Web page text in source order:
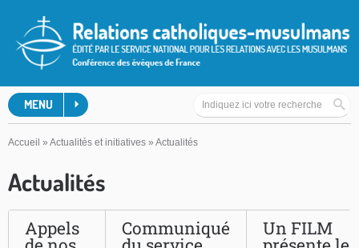
MENU
Accueil » Actualités et initiatives » Actualités
Actualités
Appels Communiqué Un FILM